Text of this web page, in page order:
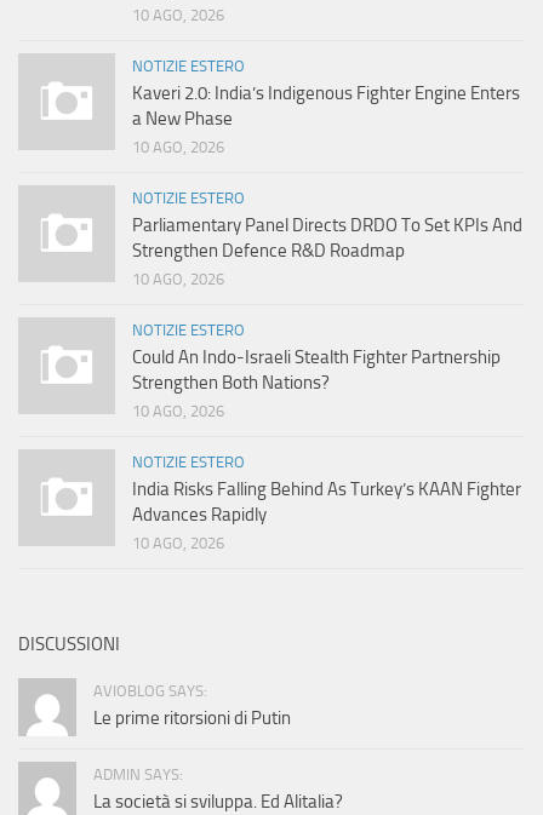
10 AGO, 2026
NOTIZIE ESTERO
Kaveri 2.0: India’s Indigenous Fighter Engine Enters
a New Phase
10 AGO, 2026
NOTIZIE ESTERO
Parliamentary Panel Directs DRDO To Set KPIs And
Strengthen Defence R&D Roadmap
10 AGO, 2026
NOTIZIE ESTERO
Could An Indo-Israeli Stealth Fighter Partnership
Strengthen Both Nations?
10 AGO, 2026
NOTIZIE ESTERO
India Risks Falling Behind As Turkey’s KAAN Fighter
Advances Rapidly
10 AGO, 2026
DISCUSSIONI
AVIOBLOG SAYS:
Le prime ritorsioni di Putin
ADMIN SAYS:
La società si sviluppa. Ed Alitalia?